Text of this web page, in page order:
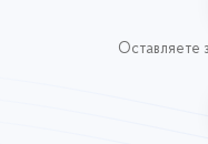
Оставляете